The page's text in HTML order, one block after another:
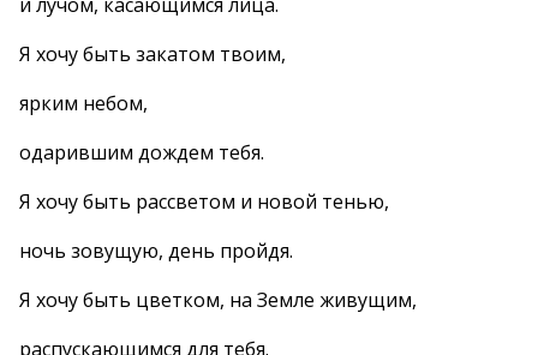
Я хочу быть закатом твоим,
ярким небом,
одарившим дождем тебя.
Я хочу быть рассветом и новой тенью,
ночь зовущую, день пройдя.
Я хочу быть цветком, на Земле живущим,
распускающимся для тебя.